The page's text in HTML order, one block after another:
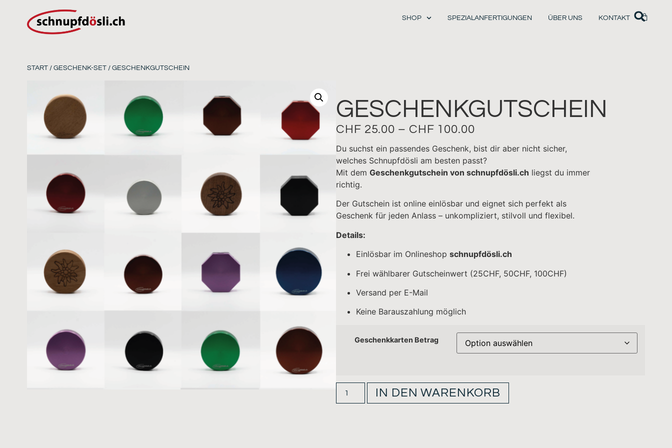
SHOP SPEZIALANFERTIGUNGEN ÜBER UNS KONTAKT
START/ GESCHENK-SET/ GESCHENKGUTSCHEIN
GESCHENKGUTSCHEIN
CHF 25.00 – CHF 100.00
Du suchst ein passendes Geschenk, bist dir aber nicht sicher,
welches Schnupfdösli am besten passt?
Mit dem Geschenkgutschein von schnupfdösli.ch liegst du immer
richtig.
Der Gutschein ist online einlösbar und eignet sich perfekt als
Geschenk für jeden Anlass – unkompliziert, stilvoll und flexibel.
Details:
Einlösbar im Onlineshop schnupfdösli.ch
Frei wählbarer Gutscheinwert (25CHF, 50CHF, 100CHF)
Versand per E-Mail
Keine Barauszahlung möglich
Geschenkkarten Betrag
IN DEN WARENKORB